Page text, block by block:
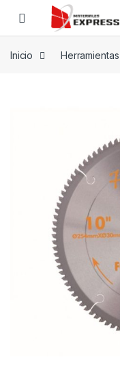
Skip to navigation
Skip to content
Inicio Herramientas